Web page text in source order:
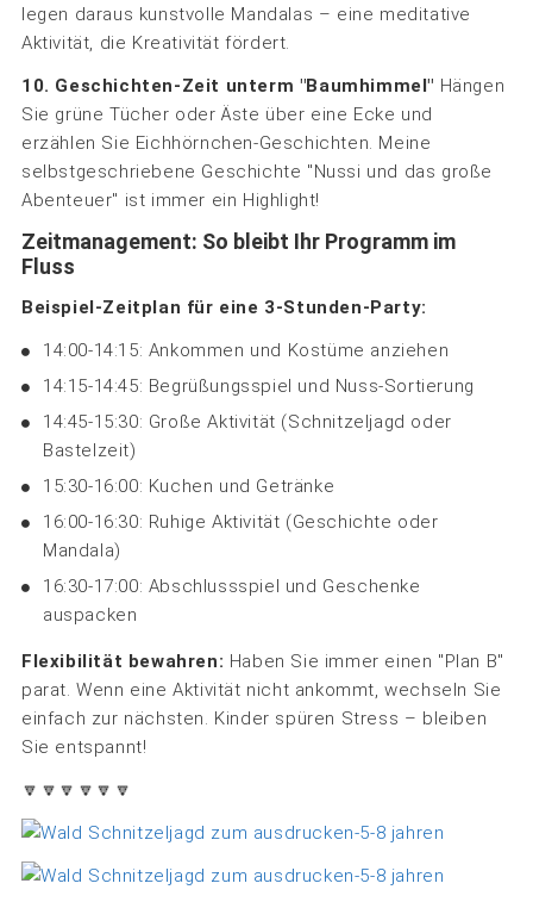
legen daraus kunstvolle Mandalas – eine meditative
Aktivität, die Kreativität fördert.
10. Geschichten-Zeit unterm "Baumhimmel" Hängen
Sie grüne Tücher oder Äste über eine Ecke und
erzählen Sie Eichhörnchen-Geschichten. Meine
selbstgeschriebene Geschichte "Nussi und das große
Abenteuer" ist immer ein Highlight!
Zeitmanagement: So bleibt Ihr Programm im
Fluss
Beispiel-Zeitplan für eine 3-Stunden-Party:
14:00-14:15: Ankommen und Kostüme anziehen
14:15-14:45: Begrüßungsspiel und Nuss-Sortierung
14:45-15:30: Große Aktivität (Schnitzeljagd oder
Bastelzeit)
15:30-16:00: Kuchen und Getränke
16:00-16:30: Ruhige Aktivität (Geschichte oder
Mandala)
16:30-17:00: Abschlussspiel und Geschenke
auspacken
Flexibilität bewahren: Haben Sie immer einen "Plan B"
parat. Wenn eine Aktivität nicht ankommt, wechseln Sie
einfach zur nächsten. Kinder spüren Stress – bleiben
Sie entspannt!
🔽🔽🔽🔽🔽🔽